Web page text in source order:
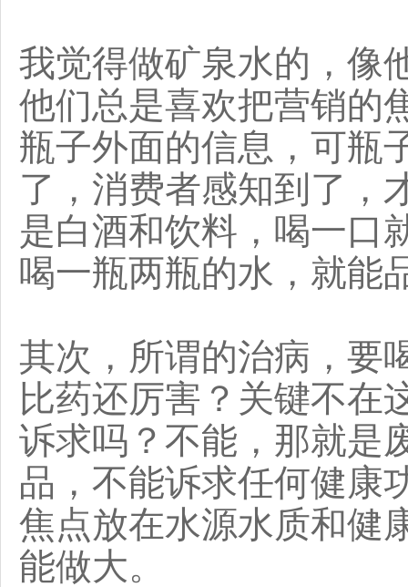
我觉得做矿泉水的，像
他们总是喜欢把营销的
瓶子外面的信息，可瓶
了，消费者感知到了，
是白酒和饮料，喝一口
喝一瓶两瓶的水，就能
其次，所谓的治病，要
比药还厉害？关键不在
诉求吗？不能，那就是
品，不能诉求任何健康
焦点放在水源水质和健
能做大。